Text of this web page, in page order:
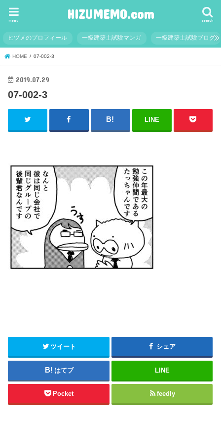
HIZUMEMO.com search
menu
ヒヅメのプロフィール 一級建築士試験マンガ 一級建築士試験ブログ
HOME 07-002-3
2019.07.29
07-002-3
LINE
ツイート シェア
はてブ LINE
Pocket feedly